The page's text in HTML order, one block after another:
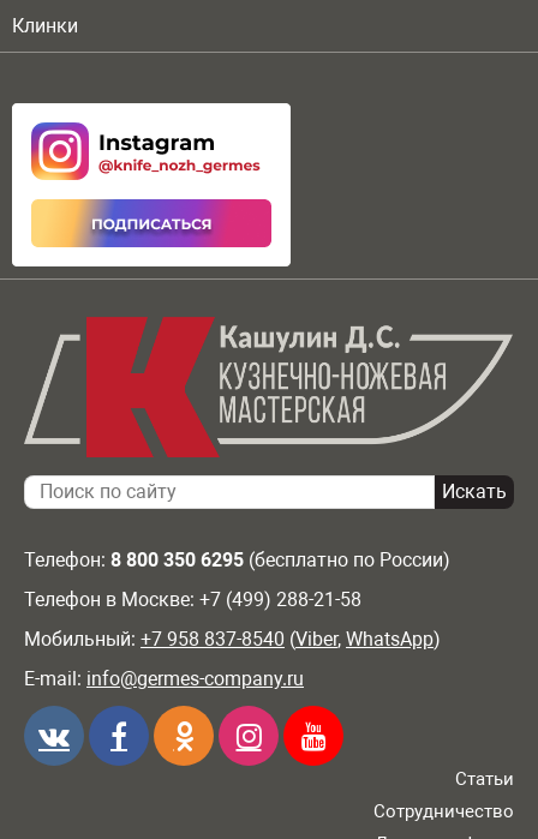
Клинки
Телефон: 8 800 350 6295 (бесплатно по России)
Телефон в Москве: +7 (499) 288-21-58
Мобильный: +7 958 837-8540 (Viber, WhatsApp)
E-mail: info@germes-company.ru
Статьи
Сотрудничество